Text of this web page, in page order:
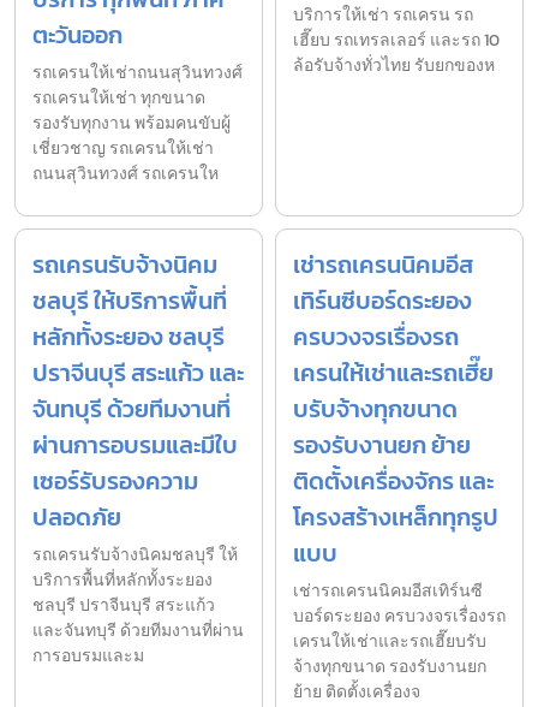
ตะวันออก
รถเครนให้เช่าถนนสุวินทวงศ์
รถเครนให้เช่า ทุกขนาด
รองรับทุกงาน พร้อมคนขับผู้
เชี่ยวชาญ รถเครนให้เช่า
ถนนสุวินทวงศ์ รถเครนให
บริการให้เช่า รถเครน รถ
เฮี๊ยบ รถเทรลเลอร์ และรถ 10
ล้อรับจ้างทั่วไทย รับยกของห
รถเครนรับจ้างนิคม
ชลบุรี ให้บริการพื้นที่
หลักทั้งระยอง ชลบุรี
ปราจีนบุรี สระแก้ว และ
จันทบุรี ด้วยทีมงานที่
ผ่านการอบรมและมีใบ
เซอร์รับรองความ
ปลอดภัย
รถเครนรับจ้างนิคมชลบุรี ให้
บริการพื้นที่หลักทั้งระยอง
ชลบุรี ปราจีนบุรี สระแก้ว
และจันทบุรี ด้วยทีมงานที่ผ่าน
การอบรมและม
เช่ารถเครนนิคมอีส
เทิร์นซีบอร์ดระยอง
ครบวงจรเรื่องรถ
เครนให้เช่าและรถเฮี๊ย
บรับจ้างทุกขนาด
รองรับงานยก ย้าย
ติดตั้งเครื่องจักร และ
โครงสร้างเหล็กทุกรูป
แบบ
เช่ารถเครนนิคมอีสเทิร์นซี
บอร์ดระยอง ครบวงจรเรื่องรถ
เครนให้เช่าและรถเฮี๊ยบรับ
จ้างทุกขนาด รองรับงานยก
ย้าย ติดตั้งเครื่องจ